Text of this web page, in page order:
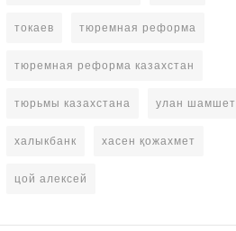
токаев тюремная реформа
тюремная реформа казахстан
тюрьмы казахстана улан шамшет
халыкбанк хасен қожахмет
цой алексей